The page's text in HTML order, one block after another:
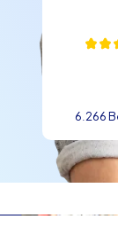
Module auf
stärken
Teambuilding
Möglichkeit,
Punktestände
Pferdemarkt
6.266